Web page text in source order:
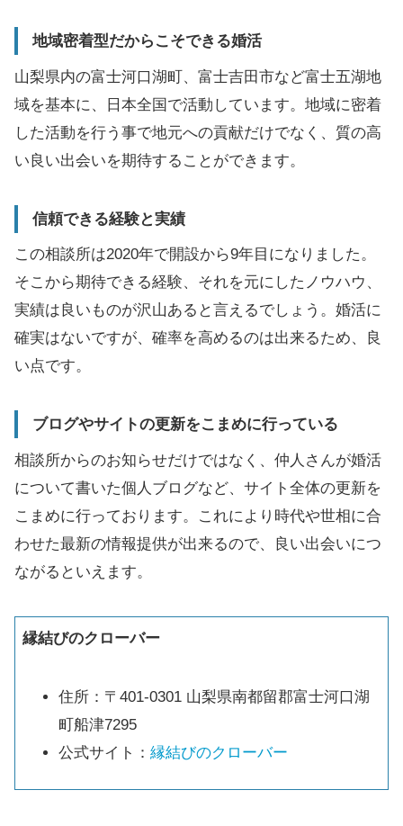
地域密着型だからこそできる婚活
山梨県内の富士河口湖町、富士吉田市など富士五湖地
域を基本に、日本全国で活動しています。地域に密着
した活動を行う事で地元への貢献だけでなく、質の高
い良い出会いを期待することができます。
信頼できる経験と実績
この相談所は2020年で開設から9年目になりました。
そこから期待できる経験、それを元にしたノウハウ、
実績は良いものが沢山あると言えるでしょう。婚活に
確実はないですが、確率を高めるのは出来るため、良
い点です。
ブログやサイトの更新をこまめに行っている
相談所からのお知らせだけではなく、仲人さんが婚活
について書いた個人ブログなど、サイト全体の更新を
こまめに行っております。これにより時代や世相に合
わせた最新の情報提供が出来るので、良い出会いにつ
ながるといえます。
縁結びのクローバー
住所：〒401-0301 山梨県南都留郡富士河口湖
町船津7295
公式サイト： 縁結びのクローバー